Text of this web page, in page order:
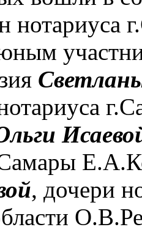
нотариуса
, дочери